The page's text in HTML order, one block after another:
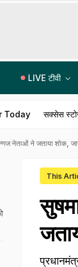
LIVE टीवी
Today सक्सेस
नेताओं ने जताया शोक,
This